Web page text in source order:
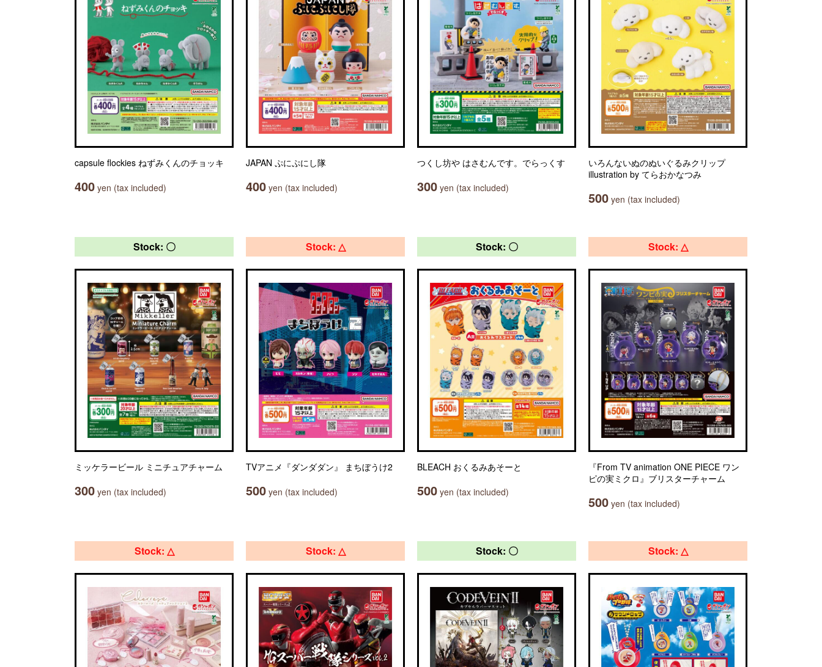
capsule flockies ねずみくんのチョッキ
400 yen (tax included)
JAPAN ぷにぷにし隊
400 yen (tax included)
つくし坊や はさむんです。でらっくす
300 yen (tax included)
いろんないぬのぬいぐるみクリップ
illustration by てらおかなつみ
500 yen (tax included)
Stock: 〇
ミッケラービール ミニチュアチャーム
300 yen (tax included)
Stock: △
TVアニメ『ダンダダン』 まちぼうけ2
500 yen (tax included)
Stock: 〇
BLEACH おくるみあそーと
500 yen (tax included)
Stock: △
『From TV animation ONE PIECE ワン
ピの実ミクロ』ブリスターチャーム
500 yen (tax included)
Stock: △ Stock: △ Stock: 〇 Stock: △